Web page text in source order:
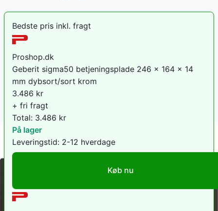
Bedste pris inkl. fragt
Proshop.dk
Geberit sigma50 betjeningsplade 246 x 164 x 14
mm dybsort/sort krom
3.486 kr
+ fri fragt
Total: 3.486 kr
På lager
Leveringstid: 2-12 hverdage
Køb nu